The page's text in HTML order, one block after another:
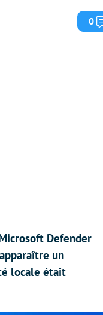
0
Defender
un
locale était